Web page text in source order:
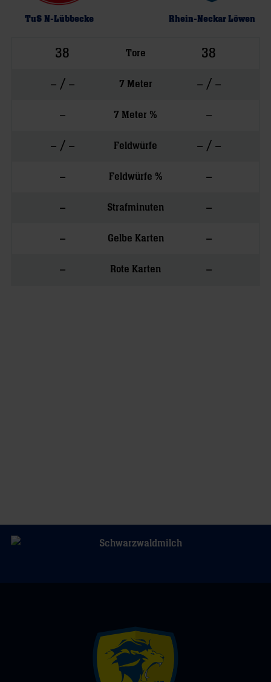
TuS N-Lübbecke Rhein-Neckar Löwen
38 Tore 38
– / – 7 Meter – / –
– 7 Meter % –
– / – Feldwürfe – / –
– Feldwürfe % –
– Strafminuten –
– Gelbe Karten –
– Rote Karten –